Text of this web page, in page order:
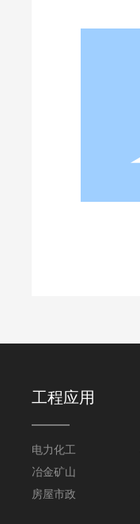
工程应用
电力化工
冶金矿山
房屋市政